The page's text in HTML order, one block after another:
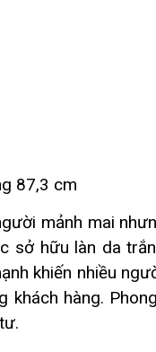
87,3 cm
mảnh mai
sở hữu làn da
khiến nhiều
hàng.